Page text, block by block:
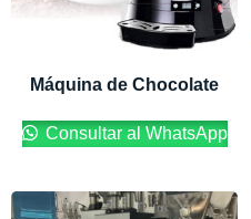
Máquina de Chocolate
Consultar al WhatsApp